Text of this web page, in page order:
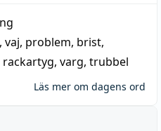
, vaj, problem, brist,
rackartyg, varg, trubbel
Läs mer om dagens ord